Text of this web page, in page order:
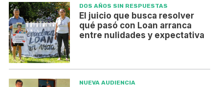
DOS AÑOS SIN RESPUESTAS
El juicio que busca resolver
qué pasó con Loan arranca
entre nulidades y expectativa
NUEVA AUDIENCIA